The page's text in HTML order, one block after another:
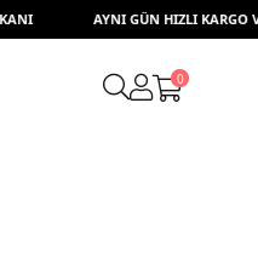
AYNI GÜN HIZLI KARGO VE
0